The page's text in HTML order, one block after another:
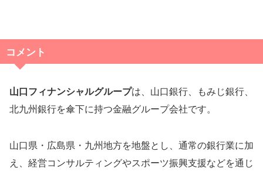
コメント
山口フィナンシャルグループは、山口銀行、もみじ銀行、
北九州銀行を傘下に持つ金融グループ会社です。
山口県・広島県・九州地方を地盤とし、通常の銀行業に加
え、経営コンサルティングやスポーツ振興支援などを通じ